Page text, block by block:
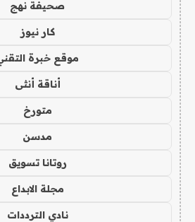
صحيفة نهج
كار نيوز
موقع خبرة
أناقة أنثى
متورخ
مدسن
روتانا تسويق
مجلة الابداع
نادي الترددات